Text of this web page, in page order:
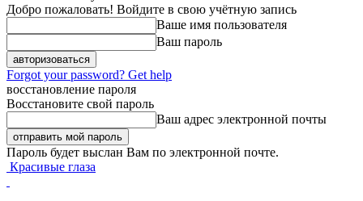
Добро пожаловать! Войдите в свою учётную запись
Ваше имя пользователя
Ваш пароль
Forgot your password? Get help
восстановление пароля
Восстановите свой пароль
Ваш адрес электронной почты
Пароль будет выслан Вам по электронной почте.
Красивые глаза